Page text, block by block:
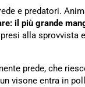
e predatori.
il più grande
alla sprovvista
prede, che
visone entra in